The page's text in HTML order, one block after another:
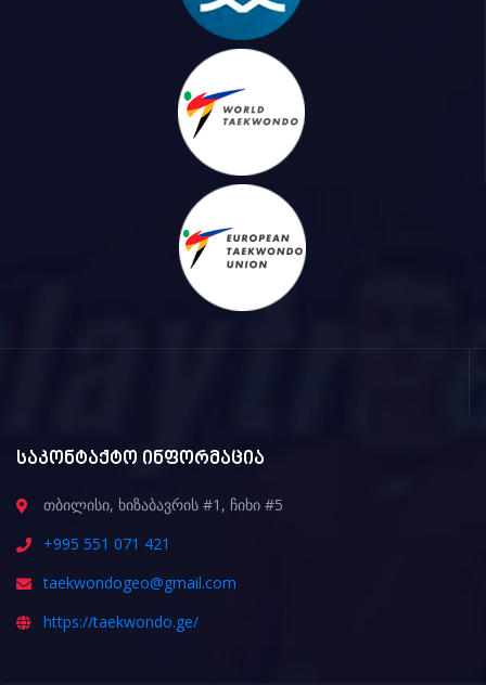
საკონტაქტო ინფორმაცია
თბილისი, ხიზაბავრის #1, ჩიხი #5
+995 551 071 421
taekwondogeo@gmail.com
https://taekwondo.ge/